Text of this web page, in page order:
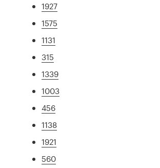
1927
1575
1131
315
1339
1003
456
1138
1921
560